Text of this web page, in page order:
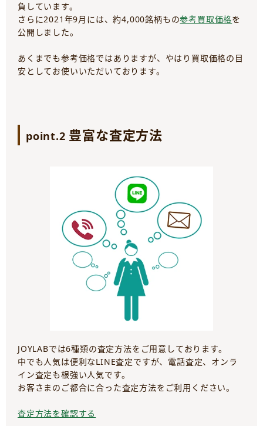
負しています。
さらに2021年9月には、約4,000銘柄もの参考買取価格を
公開しました。
あくまでも参考価格ではありますが、やはり買取価格の目
安としてお使いいただいております。
point.2 豊富な査定方法
JOYLABでは6種類の査定方法をご用意しております。
中でも人気は便利なLINE査定ですが、電話査定、オンラ
イン査定も根強い人気です。
お客さまのご都合に合った査定方法をご利用ください。
査定方法を確認する